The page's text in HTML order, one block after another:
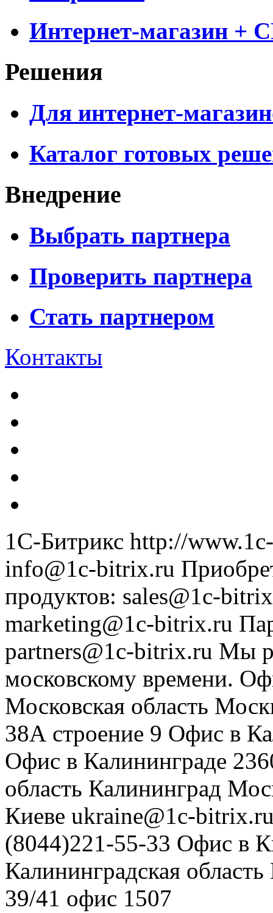
Интернет-магазин +
Решения
Для интернет-
Каталог готовых
Внедрение
Выбрать партнера
Проверить партнера
Стать партнером
Контакты
1С-Битрикс http://
info@1c-bitrix.ru
продуктов: sales@1c-
marketing@1c-bitrix.ru
partners@1c-bitrix.ru Мы
московскому времени.
Московская область
38А строение 9 Офис в
Офис в Калининграде
область Калининград
Киеве ukraine@1c-
(8044)221-55-33 Офис в
Калининградская область
39/41 офис 1507